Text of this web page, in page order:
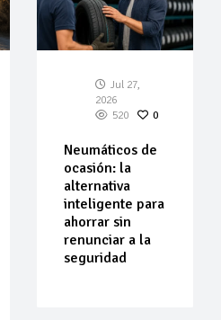
Jul 27,
2026
520
0
Neumáticos de
ocasión: la
alternativa
inteligente para
ahorrar sin
renunciar a la
seguridad